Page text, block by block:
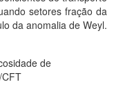
setores fração da
da anomalia de Weyl.
de